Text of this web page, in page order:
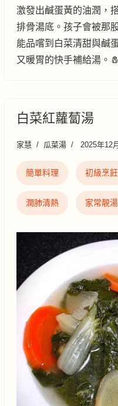
激發出鹹蛋黃的油潤，
排骨湯底。孩子會被那
能品嚐到白菜清甜與鹹
又暖胃的快手補給湯。
白菜紅蘿蔔湯
家慧 瓜菜湯 2025年12
簡單料理 初級烹飪
潤肺清熱 家常靚湯